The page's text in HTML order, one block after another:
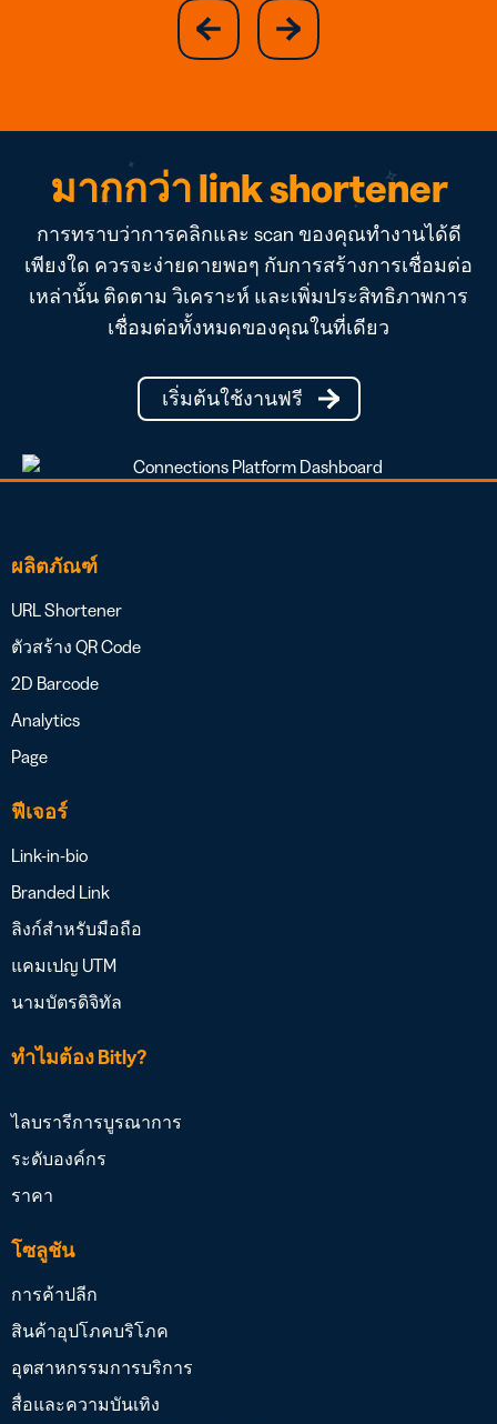
previous
slide
next
slide
มากกว่า link shortener
การทราบว่าการคลิกและ scan ของคุณทำงานได้ดี
เพียงใด ควรจะง่ายดายพอๆ กับการสร้างการเชื่อมต่อ
เหล่านั้น ติดตาม วิเคราะห์ และเพิ่มประสิทธิภาพการ
เชื่อมต่อทั้งหมดของคุณในที่เดียว
เริ่มต้นใช้งานฟรี
ผลิตภัณฑ์
URL Shortener
ตัวสร้าง QR Code
2D Barcode
Analytics
Page
ฟีเจอร์
Link-in-bio
Branded Link
ลิงก์สำหรับมือถือ
แคมเปญ UTM
นามบัตรดิจิทัล
ทำไมต้อง Bitly?
ไลบรารีการบูรณาการ
ระดับองค์กร
ราคา
โซลูชัน
การค้าปลีก
สินค้าอุปโภคบริโภค
อุตสาหกรรมการบริการ
สื่อและความบันเทิง